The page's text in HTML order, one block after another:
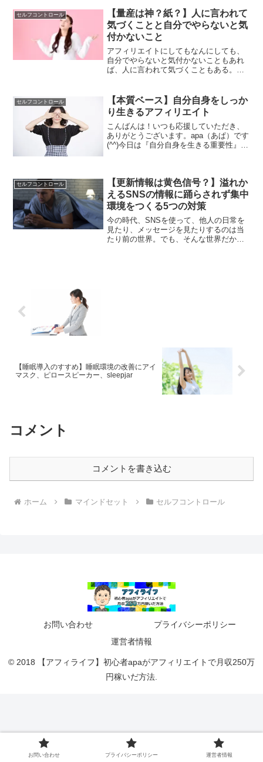
ングの時に学んだことなん...
セルフコントロール
【量産は神？紙？】人に言われて
気づくことと自分でやらないと気
付かないこと
アフィリエイトにしてもなんにしても、
自分でやらないと気付かないこともあれ
ば、人に言われて気づくこともある。そ
続ける。一番ダメなのはそこで手を止め
てしまうことだとおもいます。
セルフコントロール
【本質ベース】自分自身をしっか
り生きるアフィリエイト
こんばんは！いつも応援していただき、
ありがとうございます。apa（あぱ）です
(^^)今日は『自分自身を生きる重要性』に
たり、時には憎...
セルフコントロール
【更新情報は黄色信号？】溢れか
えるSNSの情報に踊らされず集中
環境をつくる5つの対策
今の時代、SNSを使って、他人の日常を
見たり、メッセージを見たりするのは当
たり前の世界。でも、そんな世界だか
【睡眠導入のすすめ】睡眠環境の改善にアイ
マスク、ピロースピーカー、sleepjar
コメント
コメントを書き込む
ホーム マインドセット セルフコントロール
お問い合わせ
プライバシーポリシー
運営者情報
© 2018 【アフィライフ】初心者apaがアフィリエイトで月収250万
円稼いだ方法.
お問い合わせ プライバシーポリシー 運営者情報